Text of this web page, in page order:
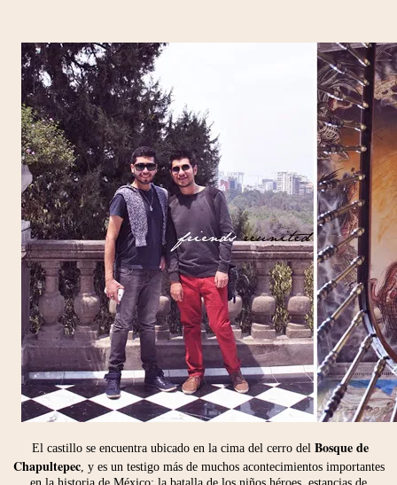
El castillo se encuentra ubicado en la cima del cerro del Bosque de
Chapultepec, y es un testigo más de muchos acontecimientos importantes